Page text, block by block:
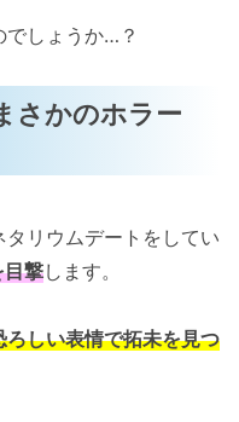
でしょうか…？
さかのホラー
リウムデートをしてい
目撃します。
ろしい表情で拓未を見つ